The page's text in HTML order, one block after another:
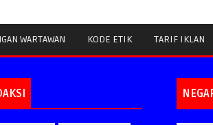
WARTAWAN KODE ETIK TARIF IKLAN